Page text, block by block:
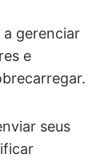
a gerenciar
e
seus